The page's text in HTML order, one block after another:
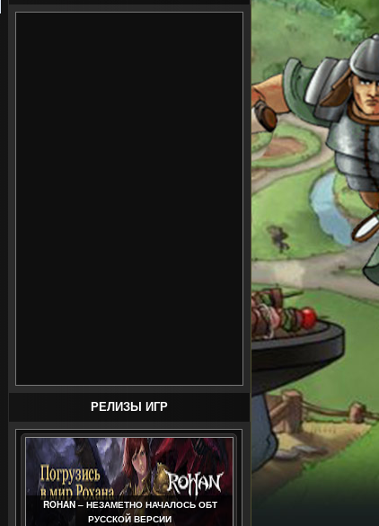
РЕЛИЗЫ ИГР
ROHAN – НЕЗАМЕТНО НАЧАЛОСЬ ОБТ
РУССКОЙ ВЕРСИИ